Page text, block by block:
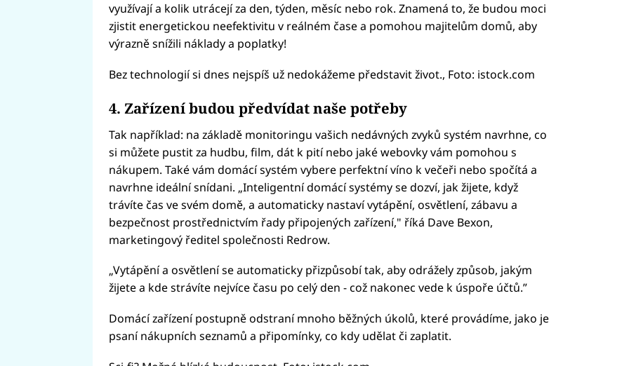
využívají a kolik utrácejí za den, týden, měsíc nebo rok. Znamená to, že budou moci
zjistit energetickou neefektivitu v reálném čase a pomohou majitelům domů, aby
výrazně snížili náklady a poplatky!
Bez technologií si dnes nejspíš už nedokážeme představit život., Foto: istock.com
4. Zařízení budou předvídat naše potřeby
Tak například: na základě monitoringu vašich nedávných zvyků systém navrhne, co
si můžete pustit za hudbu, film, dát k pití nebo jaké webovky vám pomohou s
nákupem. Také vám domácí systém vybere perfektní víno k večeři nebo spočítá a
navrhne ideální snídani. „Inteligentní domácí systémy se dozví, jak žijete, když
trávíte čas ve svém domě, a automaticky nastaví vytápění, osvětlení, zábavu a
bezpečnost prostřednictvím řady připojených zařízení," říká Dave Bexon,
marketingový ředitel společnosti Redrow.
„Vytápění a osvětlení se automaticky přizpůsobí tak, aby odrážely způsob, jakým
žijete a kde strávíte nejvíce času po celý den - což nakonec vede k úspoře účtů.”
Domácí zařízení postupně odstraní mnoho běžných úkolů, které provádíme, jako je
psaní nákupních seznamů a připomínky, co kdy udělat či zaplatit.